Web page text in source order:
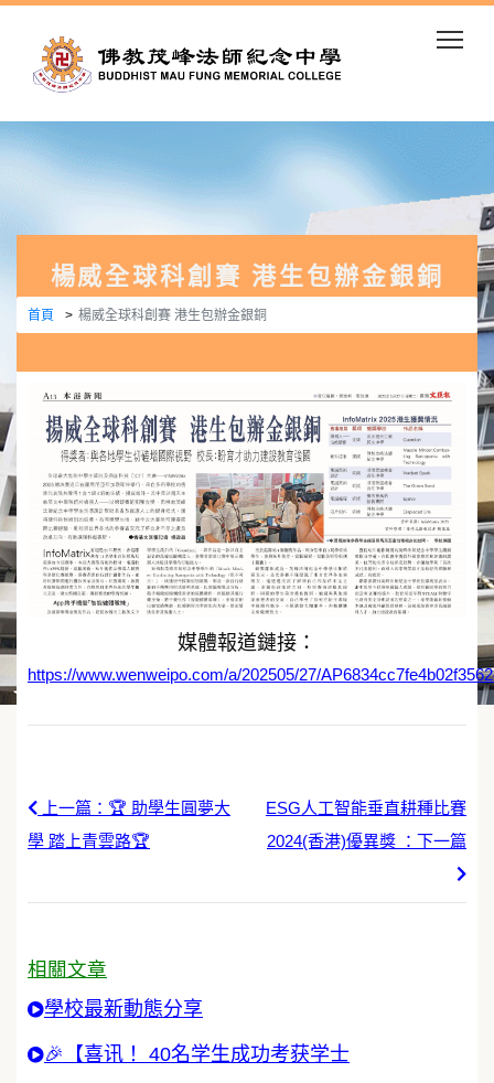
楊威全球科創賽 港生包辦金銀銅
首頁 楊威全球科創賽 港生包辦金銀銅
媒體報道鏈接：
https://www.wenweipo.com/a/202505/27/
上一篇：🏆 助學生圓夢大
學 踏上青雲路🏆
ESG人工智能垂直耕種比賽
2024(香港)優異獎 ：下一篇
相關文章
學校最新動態分享
🎉【喜讯！ 40名学生成功考获学士